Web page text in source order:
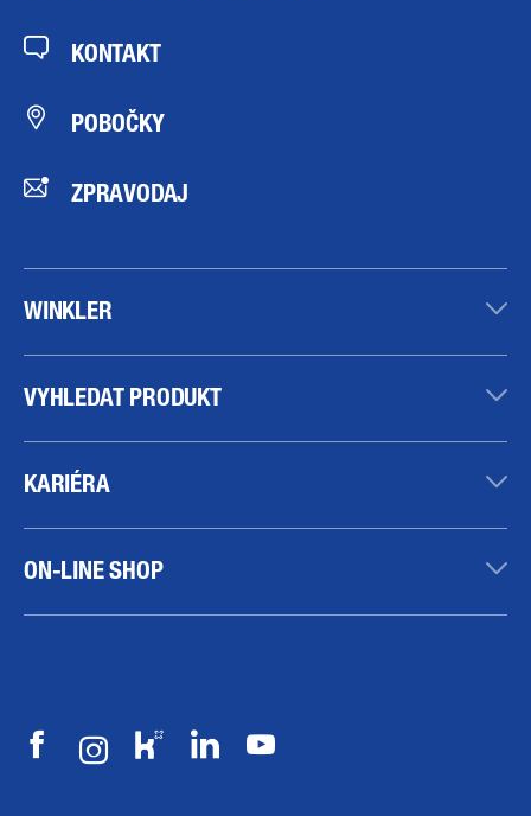
KONTAKT
POBOČKY
ZPRAVODAJ
WINKLER
VYHLEDAT PRODUKT
KARIÉRA
ON-LINE SHOP